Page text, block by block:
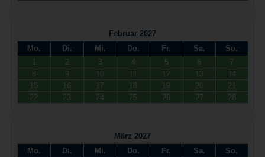
Februar 2027
Mo.
Di. Mi. Do. Fr. Sa.
So.
1
2 3 4 5 6
7
8
9 10 11 12 13
14
15
16 17 18 19 20
21
22
23 24 25 26 27 28
März 2027
Mo.
Di. Mi. Do. Fr. Sa.
So.